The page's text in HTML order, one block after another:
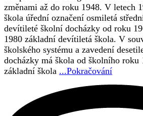
změnami až do roku 1948. V letech
škola úřední označení osmiletá
devítileté školní docházky od roku
1980 základní devítiletá škola. V
školského systému a zavedení
docházky má škola od školního roku
základní škola ...Pokračování